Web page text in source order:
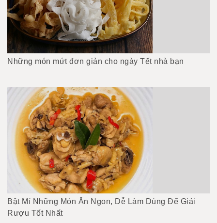
Những món mứt đơn giản cho ngày Tết nhà bạn
Bật Mí Những Món Ăn Ngon, Dễ Làm Dùng Để Giải
Rượu Tốt Nhất